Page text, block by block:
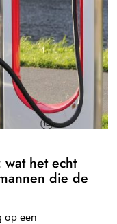
het echt
die de
op een